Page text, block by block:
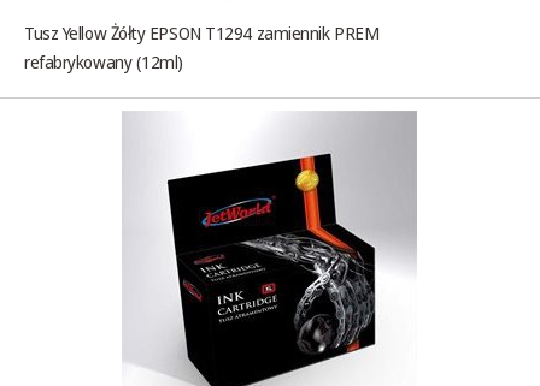
Tusz Yellow Żółty EPSON T1294 zamiennik PREM
refabrykowany (12ml)